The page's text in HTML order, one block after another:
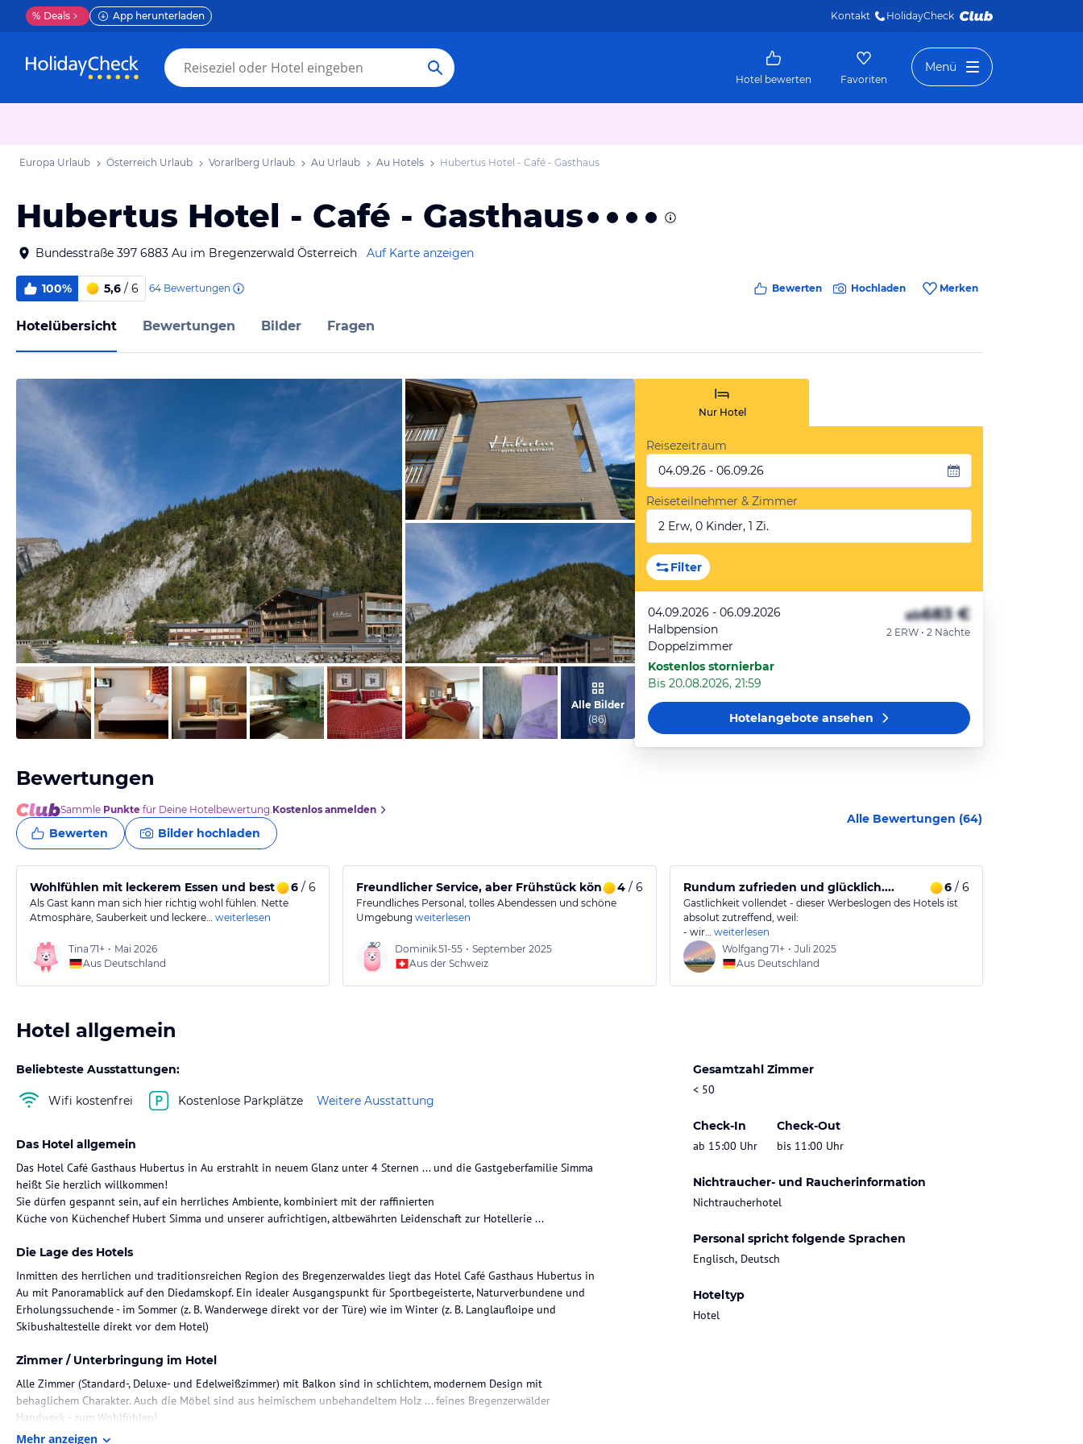
% Deals App herunterladen Kontakt HolidayCheck
Hotel bewerten Favoriten
Menü
Europa Urlaub Österreich Urlaub Vorarlberg Urlaub Au Urlaub Au Hotels Hubertus Hotel - Café - Gasthaus
Hubertus Hotel - Café - Gasthaus
Bundesstraße 397 6883 Au im Bregenzerwald Österreich Auf Karte anzeigen
100% 5,6 / 6 64 Bewertungen Bewerten Hochladen Merken
Hotelübersicht Bewertungen Bilder Fragen
vom Hotelier, Oktober 2013
vom Hotelier, Oktober 2013
vom Hotelier, Oktober 2013
Alle Bilder
(86)
Nur Hotel
Reisezeitraum
04.09.26 - 06.09.26
Reiseteilnehmer & Zimmer
2 Erw, 0 Kinder, 1 Zi.
Filter
04.09.2026 - 06.09.2026
Halbpension
Doppelzimmer
Kostenlos stornierbar
Bis 20.08.2026, 21:59
ab683 €
2 ERW • 2 Nächte
Hotelangeboteansehen
Bewertungen
Sammle Punkte für Deine Hotelbewertung.Kostenlos anmelden
Bewerten Bilder hochladen
Alle Bewertungen (64)
Wohlfühlen mit leckerem Essen und bestem Service
6 / 6
Als Gast kann man sich hier richtig wohl fühlen. Nette
Atmosphäre, Sauberkeit und leckere… weiterlesen
Tina 71+ • Mai 2026
Aus Deutschland
Freundlicher Service, aber Frühstück könnte besser sein
4/ 6
Freundliches Personal, tolles Abendessen und schöne
Umgebung weiterlesen
Dominik51-55 • September 2025
Aus der Schweiz
Rundum zufrieden und glücklich.... 6/ 6
Gastlichkeit vollendet - dieser Werbeslogen des Hotels ist
absolut zutreffend, weil:
- wir… weiterlesen
Wolfgang 71+ • Juli 2025
Aus Deutschland
Hotel allgemein
Beliebteste Ausstattungen:
Wifi kostenfrei Kostenlose Parkplätze Weitere Ausstattung
Gesamtzahl Zimmer
< 50
Check-In
ab 15:00 Uhr
Check-Out
bis 11:00 Uhr
Nichtraucher- und Raucherinformation
Nichtraucherhotel
Personal spricht folgende Sprachen
Englisch, Deutsch
Hoteltyp
Hotel
Das Hotel allgemein
Das Hotel Café Gasthaus Hubertus in Au erstrahlt in neuem Glanz unter 4 Sternen ... und die Gastgeberfamilie Simma
heißt Sie herzlich willkommen!
Sie dürfen gespannt sein, auf ein herrliches Ambiente, kombiniert mit der raffinierten
Die Lage des Hotels
Inmitten des herrlichen und traditionsreichen Region des Bregenzerwaldes liegt das Hotel Café Gasthaus Hubertus in
Au mit Panoramablick auf den Diedamskopf. Ein idealer Ausgangspunkt für Sportbegeisterte, Naturverbundene und
Erholungssuchende - im Sommer (z. B. Wanderwege direkt vor der Türe) wie im Winter (z. B. Langlaufloipe und
Zimmer / Unterbringung im Hotel
Alle Zimmer (Standard-, Deluxe- und Edelweißzimmer) mit Balkon sind in schlichtem, modernem Design mit
behaglichem Charakter. Auch die Möbel sind aus heimischem unbehandeltem Holz ... feines Bregenzerwälder
Mehr anzeigen